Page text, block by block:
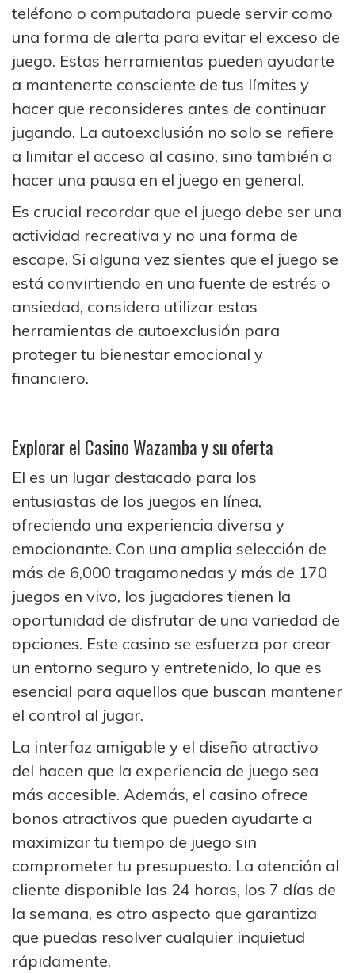
teléfono o computadora puede servir como
una forma de alerta para evitar el exceso de
juego. Estas herramientas pueden ayudarte
a mantenerte consciente de tus límites y
hacer que reconsideres antes de continuar
jugando. La autoexclusión no solo se refiere
a limitar el acceso al casino, sino también a
hacer una pausa en el juego en general.
Es crucial recordar que el juego debe ser una
actividad recreativa y no una forma de
escape. Si alguna vez sientes que el juego se
está convirtiendo en una fuente de estrés o
ansiedad, considera utilizar estas
herramientas de autoexclusión para
proteger tu bienestar emocional y
financiero.
Explorar el Casino Wazamba y su oferta
El es un lugar destacado para los
entusiastas de los juegos en línea,
ofreciendo una experiencia diversa y
emocionante. Con una amplia selección de
más de 6,000 tragamonedas y más de 170
juegos en vivo, los jugadores tienen la
oportunidad de disfrutar de una variedad de
opciones. Este casino se esfuerza por crear
un entorno seguro y entretenido, lo que es
esencial para aquellos que buscan mantener
el control al jugar.
La interfaz amigable y el diseño atractivo
del hacen que la experiencia de juego sea
más accesible. Además, el casino ofrece
bonos atractivos que pueden ayudarte a
maximizar tu tiempo de juego sin
comprometer tu presupuesto. La atención al
cliente disponible las 24 horas, los 7 días de
la semana, es otro aspecto que garantiza
que puedas resolver cualquier inquietud
rápidamente.